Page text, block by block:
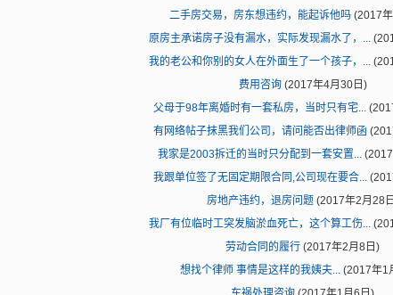
二手房交易，房东想违约，能起诉他吗(2017
原房主承诺房子没有漏水，实际发现漏水了，...
我的老公和你别的女人在外面生了一个孩子，...
费用咨询(2017年4月30日)
父母于98年离婚时有一套私房，当时只有宅...
有网络帖子抹黑我们公司，请问能否出律师函
我家是2003拆迁的当时只分配到一套安置...
我跟单位签了无固定期限合同,公司现在要合...
房地产违约，退房问题(2017年2月28
我厂有位临时工突发脑淤血死亡，这个算工伤...
劳动合同的履行 (2017年2月8日)
想找个律师 事情是这样的我姨夫...(2017年1